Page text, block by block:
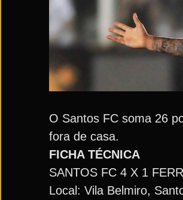
O Santos FC soma 26
fora de casa.
FICHA TÉCNICA
SANTOS FC 4 X 1
Local: Vila Belmiro,